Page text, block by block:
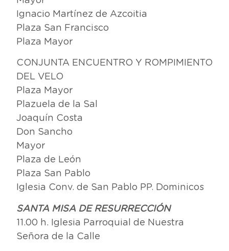
Ignacio Martínez de Azcoitia
Plaza San Francisco
Plaza Mayor
CONJUNTA ENCUENTRO Y ROMPIMIENTO
DEL VELO
Plaza Mayor
Plazuela de la Sal
Joaquín Costa
Don Sancho
Mayor
Plaza de León
Plaza San Pablo
Iglesia Conv. de San Pablo PP. Dominicos
SANTA MISA DE RESURRECCIÓN
11.00 h. Iglesia Parroquial de Nuestra
Señora de la Calle